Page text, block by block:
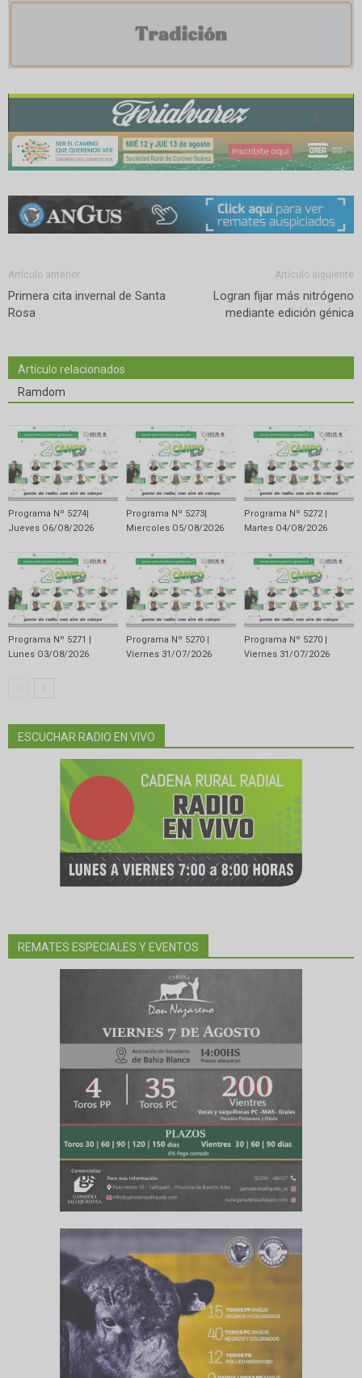
Artículo anterior
Primera cita invernal de Santa
Rosa
Artículo siguiente
Logran fijar más nitrógeno
mediante edición génica
Artículo relacionados
Ramdom
Programa Nº 5274|
Jueves O6/O8/2O26
Programa Nº 5273|
Miercoles O5/O8/2O26
Programa Nº 5272 |
Martes O4/O8/2O26
Programa Nº 5271 |
Lunes O3/O8/2O26
Programa Nº 5270 |
Viernes 31/O7/2O26
Programa Nº 5270 |
Viernes 31/O7/2O26
ESCUCHAR RADIO EN VIVO
REMATES ESPECIALES Y EVENTOS